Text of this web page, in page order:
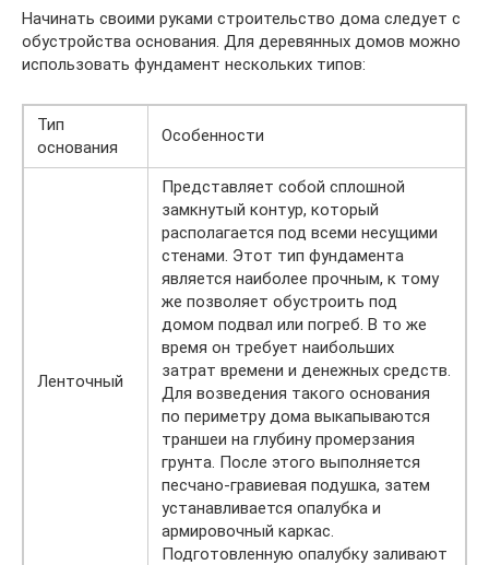
Начинать своими руками строительство дома следует с
обустройства основания. Для деревянных домов можно
использовать фундамент нескольких типов:
Тип
основания
Особенности
Ленточный
Представляет собой сплошной
замкнутый контур, который
располагается под всеми несущими
стенами. Этот тип фундамента
является наиболее прочным, к тому
же позволяет обустроить под
домом подвал или погреб. В то же
время он требует наибольших
затрат времени и денежных средств.
Для возведения такого основания
по периметру дома выкапываются
траншеи на глубину промерзания
грунта. После этого выполняется
песчано-гравиевая подушка, затем
устанавливается опалубка и
армировочный каркас.
Подготовленную опалубку заливают